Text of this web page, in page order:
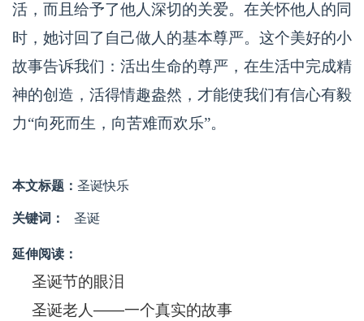
活，而且给予了他人深切的关爱。在关怀他人的同
时，她讨回了自己做人的基本尊严。这个美好的小
故事告诉我们：活出生命的尊严，在生活中完成精
神的创造，活得情趣盎然，才能使我们有信心有毅
力“向死而生，向苦难而欢乐”。
本文标题： 圣诞快乐
关键词： 圣诞
延伸阅读：
圣诞节的眼泪
圣诞老人——一个真实的故事